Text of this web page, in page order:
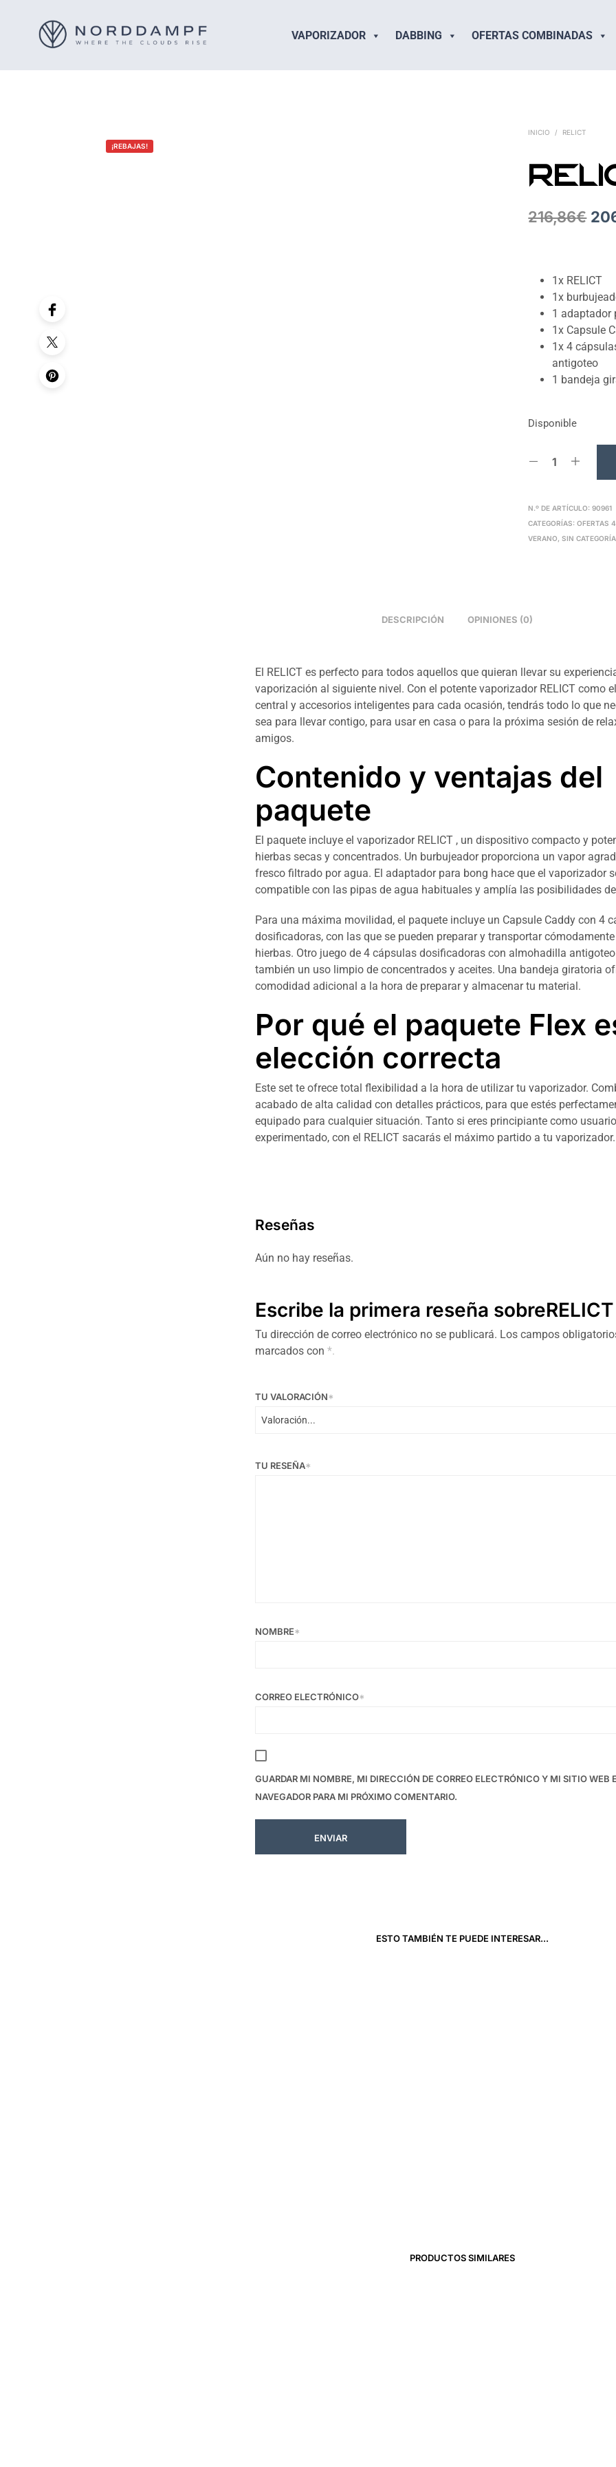
VAPORIZADOR DABBING OFERTAS COMBINADAS
¡REBAJAS!
INICIO / RELICT
216,86€
1x RELICT
1x
1 adaptador
1x Capsule
1x 4
antigoteo
1 bandeja
Disponible
N.º DE ARTÍCULO:90961
CATEGORÍAS:OFERTAS
VERANO,SIN CATEGORÍA
DESCRIPCIÓN OPINIONES (0)
El RELICT es perfecto para todos aquellos que quieran llevar su
vaporización al siguiente nivel. Con el potente vaporizador RELICT como
central y accesorios inteligentes para cada ocasión, tendrás todo lo que
sea para llevar contigo, para usar en casa o para la próxima sesión de
amigos.
Contenido y ventajas del
paquete
El paquete incluye el vaporizador RELICT , un dispositivo compacto y
hierbas secas y concentrados. Un burbujeador proporciona un vapor
fresco filtrado por agua. El adaptador para bong hace que el vaporizador
compatible con las pipas de agua habituales y amplía las posibilidades
Para una máxima movilidad, el paquete incluye un Capsule Caddy con 4
dosificadoras, con las que se pueden preparar y transportar
hierbas. Otro juego de 4 cápsulas dosificadoras con almohadilla
también un uso limpio de concentrados y aceites. Una bandeja giratoria
comodidad adicional a la hora de preparar y almacenar tu material.
Por qué el paquete Flex
elección correcta
Este set te ofrece total flexibilidad a la hora de utilizar tu vaporizador.
acabado de alta calidad con detalles prácticos, para que estés
equipado para cualquier situación. Tanto si eres principiante como usuario
experimentado, con el RELICT sacarás el máximo partido a tu vaporizador.
Reseñas
Aún no hay reseñas.
Escribe la primera reseña sobreRELICT
Tu dirección de correo electrónico no se publicará. Los campos
marcados con *.
TU VALORACIÓN*
TU RESEÑA*
NOMBRE*
CORREO ELECTRÓNICO*
GUARDAR MI NOMBRE, MI DIRECCIÓN DE CORREO ELECTRÓNICO Y MI SITIO WEB
NAVEGADOR PARA MI PRÓXIMO COMENTARIO.
ESTO TAMBIÉN TE PUEDE INTERESAR...
PRODUCTOS SIMILARES